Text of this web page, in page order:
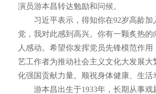
演员游本昌转达勉励和问候。
习近平表示，得知你在92岁高龄加
党，我对此感到高兴。你有一颗炙热的
人感动。希望你发挥党员先锋模范作用
艺工作者为推动社会主义文化大发展大
化强国贡献力量。顺祝身体健康、生活
游本昌出生于1933年，长期从事戏